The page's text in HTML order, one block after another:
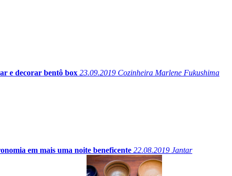
e decorar bentô box 23.09.2019 Cozinheira Marlene Fukushima
em mais uma noite beneficente 22.08.2019 Jantar